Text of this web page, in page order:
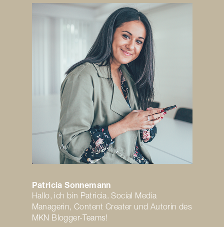
Patricia Sonnemann
Hallo, ich bin Patricia. Social Media
Managerin, Content Creater und Autorin des
MKN Blogger-Teams!